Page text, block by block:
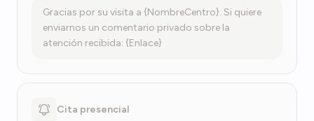
Gracias por su visita a {NombreCentro}. Si quiere
enviarnos un comentario privado sobre la
atención recibida: {Enlace}
Cita presencial